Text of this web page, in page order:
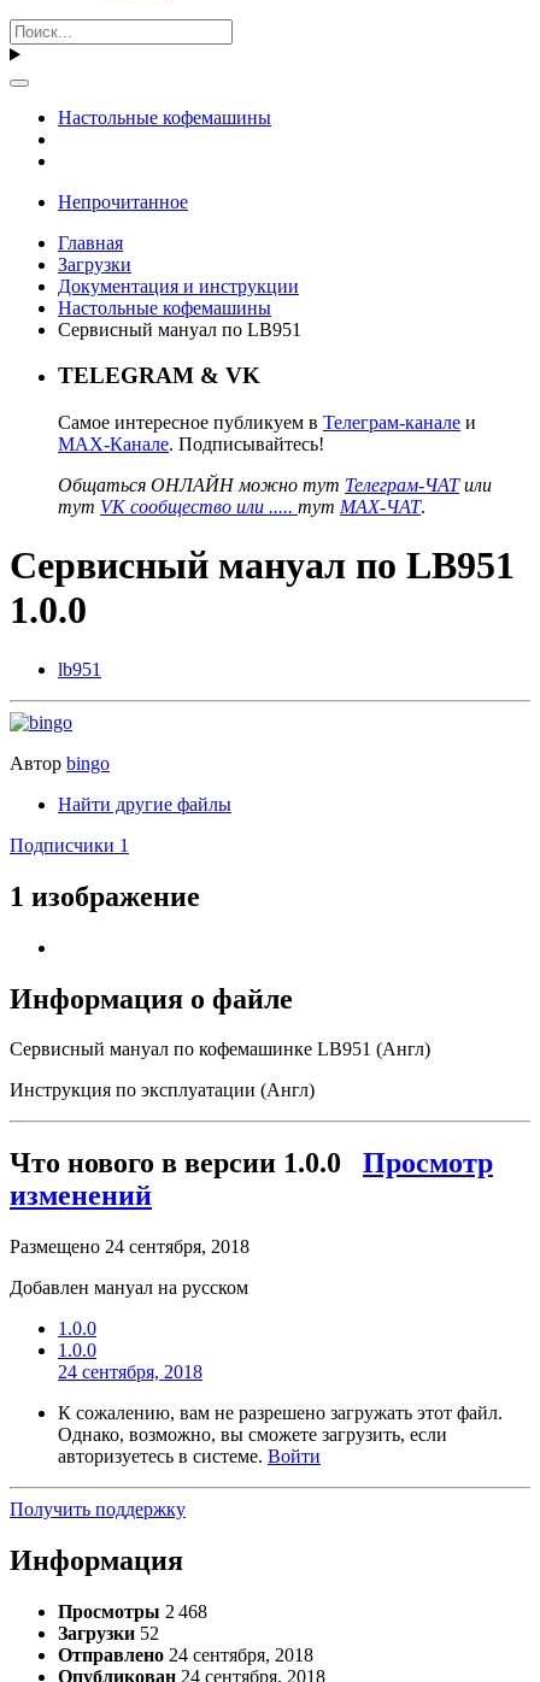
Настольные кофемашины
Непрочитанное
Главная
Загрузки
Документация и инструкции
Настольные кофемашины
Сервисный мануал по LB951
TELEGRAM & VK
Самое интересное публикуем в Телеграм-канале и
MAX-Канале. Подписывайтесь!
Общаться ОНЛАЙН можно тут Телеграм-ЧАТили
тут VK сообщество или ..... тут MAX-ЧАТ.
Сервисный мануал по LB951
1.0.0
lb951
Автор bingo
Найти другие файлы
Подписчики 1
1 изображение
Информация о файле
Сервисный мануал по кофемашинке LB951 (Англ)
Инструкция по эксплуатации (Англ)
Что нового в версии 1.0.0
Просмотр
изменений
Размещено 24 сентября, 2018
Добавлен мануал на русском
1.0.0
1.0.0
24 сентября, 2018
К сожалению, вам не разрешено загружать этот файл.
Однако, возможно, вы сможете загрузить, если
авторизуетесь в системе. Войти
Получить поддержку
Информация
Просмотры 2 468
Загрузки 52
Отправлено 24 сентября, 2018
Опубликован 24 сентября, 2018